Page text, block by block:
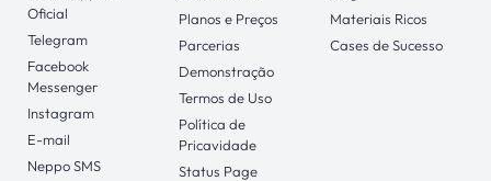
Oficial
Telegram
Facebook
Messenger
Instagram
E-mail
Neppo SMS
Planos e Preços
Parcerias
Demonstração
Termos de Uso
Política de
Pricavidade
Status Page
Materiais Ricos
Cases de Sucesso